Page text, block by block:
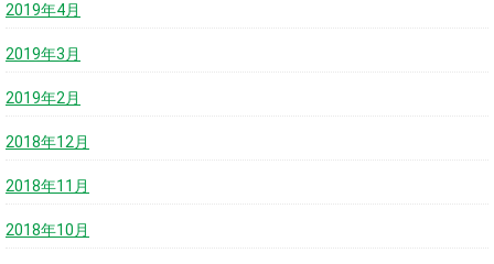
2019年4月
2019年3月
2019年2月
2018年12月
2018年11月
2018年10月